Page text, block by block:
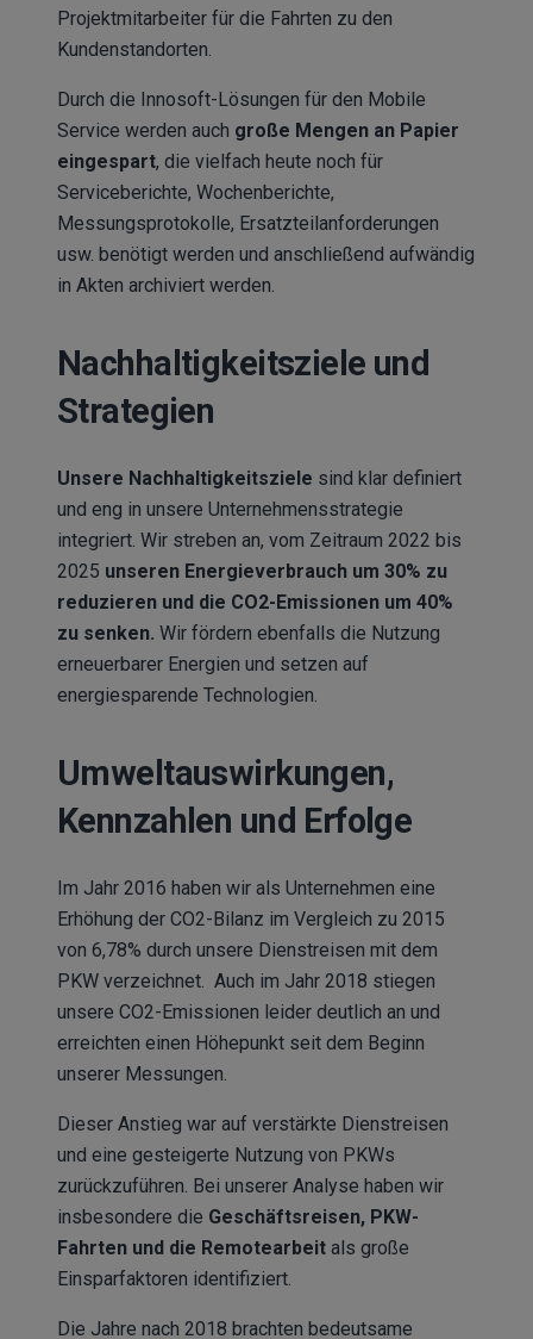
Projektmitarbeiter für die Fahrten zu den
Kundenstandorten.
Durch die Innosoft-Lösungen für den Mobile
Service werden auch große Mengen an Papier
eingespart, die vielfach heute noch für
Serviceberichte, Wochenberichte,
Messungsprotokolle, Ersatzteilanforderungen
usw. benötigt werden und anschließend aufwändig
in Akten archiviert werden.
Nachhaltigkeitsziele und
Strategien
Unsere Nachhaltigkeitsziele sind klar definiert
und eng in unsere Unternehmensstrategie
integriert. Wir streben an, vom Zeitraum 2022 bis
2025 unseren Energieverbrauch um 30% zu
reduzieren und die CO2-Emissionen um 40%
zu senken. Wir fördern ebenfalls die Nutzung
erneuerbarer Energien und setzen auf
energiesparende Technologien.
Umweltauswirkungen,
Kennzahlen und Erfolge
Im Jahr 2016 haben wir als Unternehmen eine
Erhöhung der CO2-Bilanz im Vergleich zu 2015
von 6,78% durch unsere Dienstreisen mit dem
PKW verzeichnet. Auch im Jahr 2018 stiegen
unsere CO2-Emissionen leider deutlich an und
erreichten einen Höhepunkt seit dem Beginn
unserer Messungen.
Dieser Anstieg war auf verstärkte Dienstreisen
und eine gesteigerte Nutzung von PKWs
zurückzuführen. Bei unserer Analyse haben wir
insbesondere die Geschäftsreisen, PKW-
Fahrten und die Remotearbeit als große
Einsparfaktoren identifiziert
Die Jahre nach 2018 brachten bedeutsame